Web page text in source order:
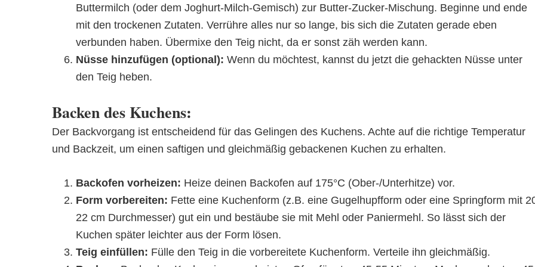
Buttermilch (oder dem Joghurt-Milch-Gemisch) zur Butter-Zucker-Mischung. Beginne und ende
mit den trockenen Zutaten. Verrühre alles nur so lange, bis sich die Zutaten gerade eben
verbunden haben. Übermixe den Teig nicht, da er sonst zäh werden kann.
Nüsse hinzufügen (optional): Wenn du möchtest, kannst du jetzt die gehackten Nüsse unter
den Teig heben.
Backen des Kuchens:
Der Backvorgang ist entscheidend für das Gelingen des Kuchens. Achte auf die richtige Temperatur
und Backzeit, um einen saftigen und gleichmäßig gebackenen Kuchen zu erhalten.
Backofen vorheizen: Heize deinen Backofen auf 175°C (Ober-/Unterhitze) vor.
Form vorbereiten: Fette eine Kuchenform (z.B. eine Gugelhupfform oder eine Springform mit
22 cm Durchmesser) gut ein und bestäube sie mit Mehl oder Paniermehl. So lässt sich der
Kuchen später leichter aus der Form lösen.
Teig einfüllen: Fülle den Teig in die vorbereitete Kuchenform. Verteile ihn gleichmäßig.